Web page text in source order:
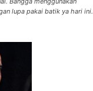
lupa pakai batik ya hari ini.